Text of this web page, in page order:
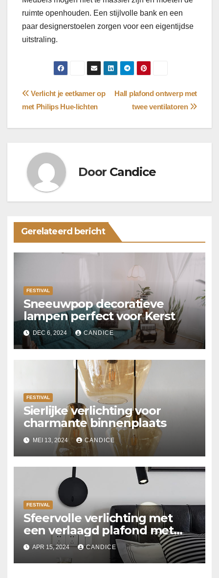
ruimte openhouden. Een stijlvolle bank en een
paar designerstoelen zorgen voor een eigentijdse
uitstraling.
Bericht
navigatie
Hall plafond ontwerp met
twee ventilatoren
Verlicht je eetkamer op
met Philips Hue-lichten
Door Candice
Gerelateerd bericht
FESTIVAL
Sneeuwpop decoratieve
lampen perfect voor Kerst
DEC 6, 2024 CANDICE
FESTIVAL
Sierlijke verlichting voor
charmante binnenplaats
MEI 13, 2024 CANDICE
FESTIVAL
Sfeervolle verlichting met
een verlaagd plafond met
Suspended ceiling light.
APR 15, 2024 CANDICE